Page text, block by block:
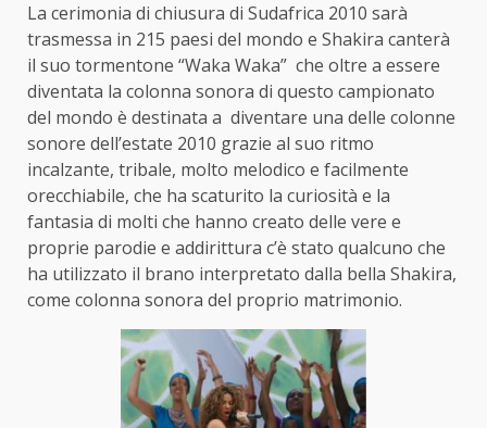
La cerimonia di chiusura di Sudafrica 2010 sarà
trasmessa in 215 paesi del mondo e Shakira canterà
il suo tormentone “Waka Waka” che oltre a essere
diventata la colonna sonora di questo campionato
del mondo è destinata a diventare una delle colonne
sonore dell’estate 2010 grazie al suo ritmo
incalzante, tribale, molto melodico e facilmente
orecchiabile, che ha scaturito la curiosità e la
fantasia di molti che hanno creato delle vere e
proprie parodie e addirittura c’è stato qualcuno che
ha utilizzato il brano interpretato dalla bella Shakira,
come colonna sonora del proprio matrimonio.